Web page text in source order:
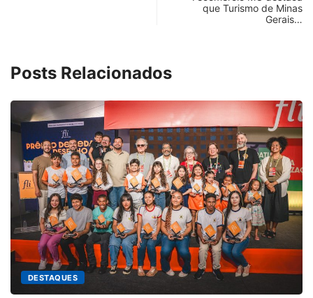
que Turismo de Minas
Gerais…
Posts Relacionados